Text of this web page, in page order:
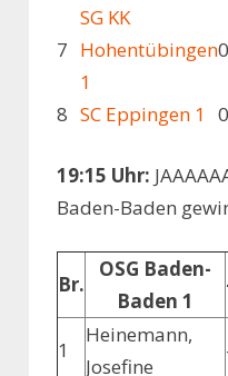
7
SG KK
Hohentübingen
1
8 SC Eppingen 1
19:15 Uhr:
Baden-Baden
Br.
OSG Baden-
Baden 1
1
Heinemann,
Josefine